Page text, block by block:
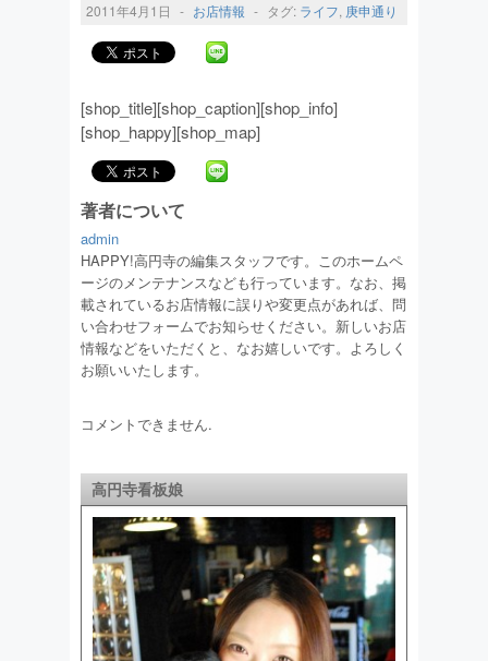
2011年4月1日 - お店情報 - タグ: ライフ, 庚申通り
[shop_title][shop_caption][shop_info]
[shop_happy][shop_map]
著者について
admin
HAPPY!高円寺の編集スタッフです。このホームペ
ージのメンテナンスなども行っています。なお、掲
載されているお店情報に誤りや変更点があれば、問
い合わせフォームでお知らせください。新しいお店
情報などをいただくと、なお嬉しいです。よろしく
お願いいたします。
コメントできません.
高円寺看板娘